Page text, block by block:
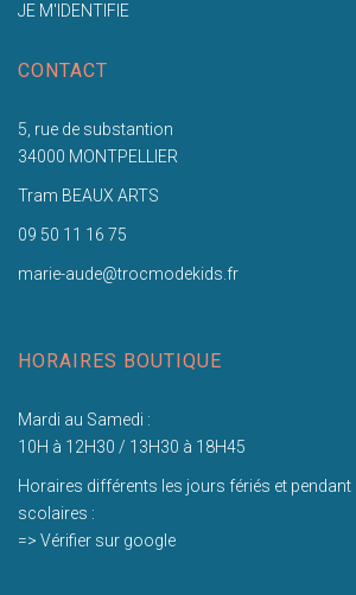
JE M'IDENTIFIE
CONTACT
5, rue de substantion
34000 MONTPELLIER
Tram BEAUX ARTS
09 50 11 16 75
marie-aude@trocmodekids.fr
HORAIRES BOUTIQUE
Mardi au Samedi :
10H à 12H30 / 13H30 à 18H45
Horaires différents les jours fériés et
scolaires :
=> Vérifier sur google